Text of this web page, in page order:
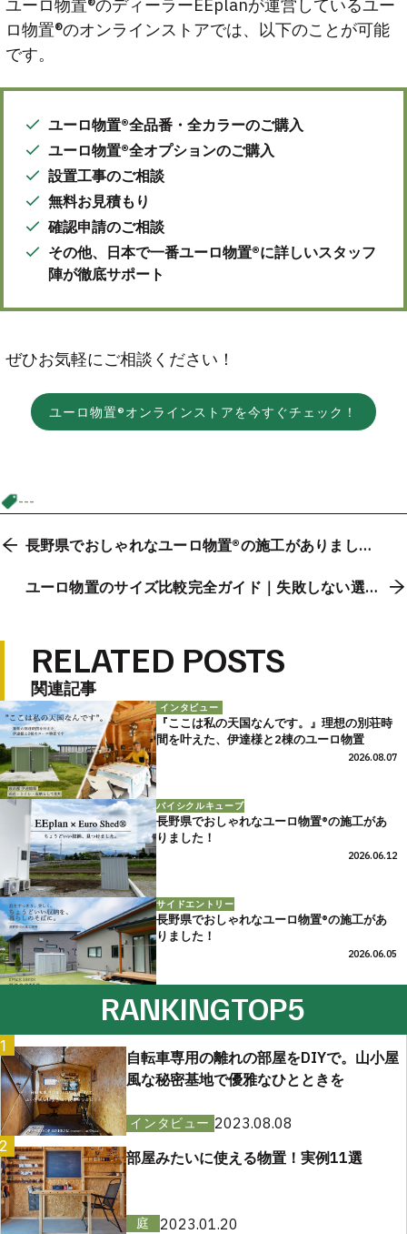
ユーロ物置®のディーラーEEplanが運営しているユー
ロ物置®のオンラインストアでは、以下のことが可能
です。
ユーロ物置®全品番・全カラーのご購入
ユーロ物置®全オプションのご購入
設置工事のご相談
無料お見積もり
確認申請のご相談
その他、日本で一番ユーロ物置®に詳しいスタッフ
陣が徹底サポート
ぜひお気軽にご相談ください！
ユーロ物置®オンラインストアを今すぐチェック！
---
長野県でおしゃれなユーロ物置®の施工がありまし
ユーロ物置のサイズ比較完全ガイド｜失敗しない選び
RELATED POSTS
関連記事
インタビュー
『ここは私の天国なんです。』理想の別荘時
間を叶えた、伊達様と2棟のユーロ物置
2026.08.07
バイシクルキューブ
長野県でおしゃれなユーロ物置®の施工があ
りました！
2026.06.12
サイドエントリー
長野県でおしゃれなユーロ物置®の施工があ
りました！
2026.06.05
RANKINGTOP5
1
自転車専用の離れの部屋をDIYで。山小屋
風な秘密基地で優雅なひとときを
インタビュー 2023.08.08
2
部屋みたいに使える物置！実例11選
庭
2023.01.20